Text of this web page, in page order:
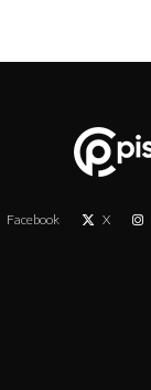
Facebook X